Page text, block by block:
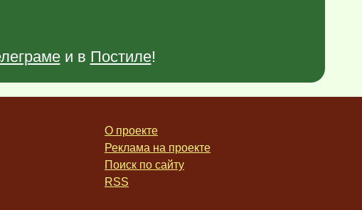
и в Постиле!
О проекте
Реклама на проекте
Поиск по сайту
RSS